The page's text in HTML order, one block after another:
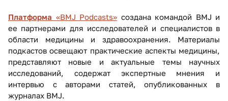
Платформа «BMJ Podcasts» создана командой BMJ и
ее партнерами для исследователей и специалистов в
области медицины и здравоохранения. Материалы
подкастов освещают практические аспекты медицины,
представляют новые и актуальные темы научных
исследований, содержат экспертные мнения и
интервью с авторами статей, опубликованных в
журналах BMJ.